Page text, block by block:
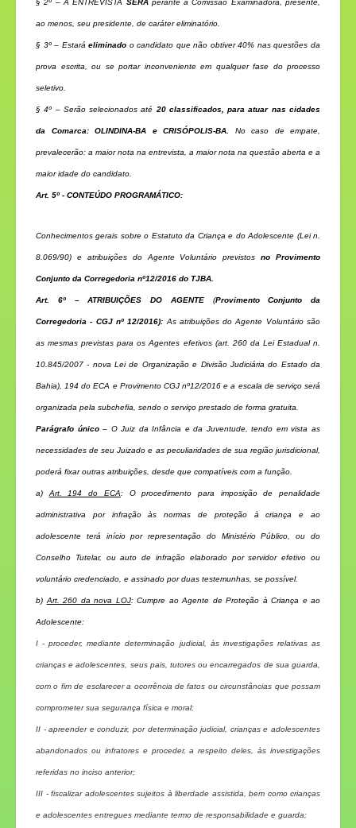
§ 2º – A ENTREVISTA SERÁ perante a Comissão Examinadora, presente,
ao menos, seu presidente, de caráter eliminatório.
§ 3º – Estaráeliminado o candidato que não obtiver 40% nas questões da
prova escrita, ou se portar inconveniente em qualquer fase do processo
seletivo.
§ 4º – Serão selecionados até 20 classificados, para atuar nas cidades
da Comarca: OLINDINA-BA e CRISÓPOLIS-BA. No caso de empate,
prevalecerão: a maior nota na entrevista, a maior nota na questão aberta e a
maior idade do candidato.
Art. 5º - CONTEÚDO PROGRAMÁTICO:
Conhecimentos gerais sobre o Estatuto da Criança e do Adolescente (Lei n.
8.069/90) e atribuições do Agente Voluntário previstos no Provimento
Conjunto da Corregedoria nº12/2016 do TJBA.
Art. 6º – ATRIBUIÇÕES DO AGENTE (Provimento Conjunto da
Corregedoria - CGJ nº 12/2016): As atribuições do Agente Voluntário são
as mesmas previstas para os Agentes efetivos (art. 260 da Lei Estadual n.
10.845/2007 - nova Lei de Organização e Divisão Judiciária do Estado da
Bahia), 194 do ECA e Provimento CGJ nº12/2016 e a escala de serviço será
organizada pela subchefia, sendo o serviço prestado de forma gratuita.
Parágrafo único– O Juiz da Infância e da Juventude, tendo em vista as
necessidades de seu Juizado e as peculiaridades de sua região jurisdicional,
poderá fixar outras atribuições, desde que compatíveis com a função.
a) Art. 194 do ECA: O procedimento para imposição de penalidade
administrativa por infração às normas de proteção à criança e ao
adolescente terá início por representação do Ministério Público, ou do
Conselho Tutelar, ou auto de infração elaborado por servidor efetivo ou
voluntário credenciado, e assinado por duas testemunhas, se possível.
b) Art. 260 da nova LOJ: Cumpre ao Agente de Proteção à Criança e ao
Adolescente:
I - proceder, mediante determinação judicial, às investigações relativas as
crianças e adolescentes, seus pais, tutores ou encarregados de sua guarda,
com o fim de esclarecer a ocorrência de fatos ou circunstâncias que possam
comprometer sua segurança física e moral;
II - apreender e conduzir, por determinação judicial, crianças e adolescentes
abandonados ou infratores e proceder, a respeito deles, às investigações
referidas no inciso anterior;
III - fiscalizar adolescentes sujeitos à liberdade assistida, bem como crianças
e adolescentes entregues mediante termo de responsabilidade e guarda;